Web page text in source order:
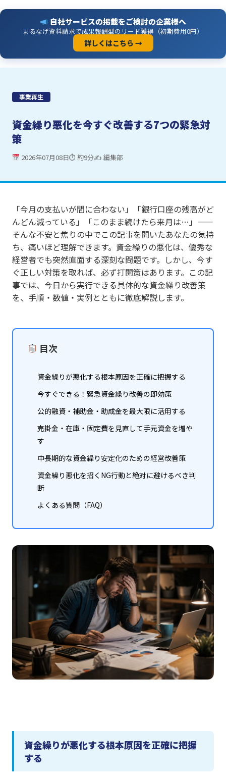
自社サービスの掲載をご検討の企業様へ
まるなげ資料請求で成果報酬型のリード獲得（初期費用0円）
詳しくはこちら →
事業再生
資金繰り悪化を今すぐ改善する7つの緊急対
策
2026年07月08日⏱ 約9分✍ 編集部
「今月の支払いが間に合わない」「銀行口座の残高がど
んどん減っている」「このまま続けたら来月は…」——
そんな不安と焦りの中でこの記事を開いたあなたの気持
ち、痛いほど理解できます。資金繰りの悪化は、優秀な
経営者でも突然直面する深刻な問題です。しかし、今す
ぐ正しい対策を取れば、必ず打開策はあります。この記
事では、今日から実行できる具体的な資金繰り改善策
を、手順・数値・実例とともに徹底解説します。
目次
資金繰りが悪化する根本原因を正確に把握する
今すぐできる！緊急資金繰り改善の即効策
公的融資・補助金・助成金を最大限に活用する
売掛金・在庫・固定費を見直して手元資金を増や
す
中長期的な資金繰り安定化のための経営改善策
資金繰り悪化を招くNG行動と絶対に避けるべき判
断
よくある質問（FAQ）
資金繰りが悪化する根本原因を正確に把握
する